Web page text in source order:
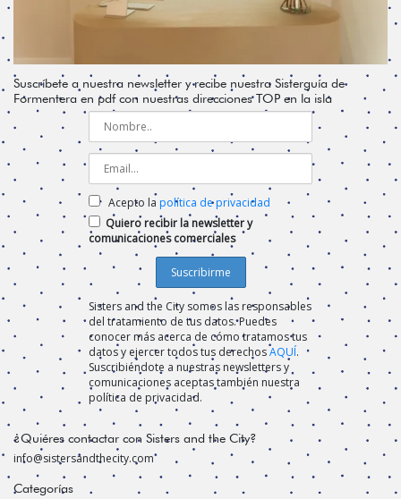
Suscríbete a nuestra newsletter y recibe nuestra Sisterguía de
Formentera en pdf con nuestras direcciones TOP en la isla
Acepto la política de privacidad
Quiero recibir la newsletter y
comunicaciones comerciales
Sisters and the City somos las responsables
del tratamiento de tus datos. Puedes
conocer más acerca de cómo tratamos tus
datos y ejercer todos tus derechosAQUÍ.
Suscribiéndote a nuestras newsletters y
comunicaciones aceptas también nuestra
política de privacidad.
¿Quiéres contactar con Sisters and the City?
info@sistersandthecity.com
Categorías